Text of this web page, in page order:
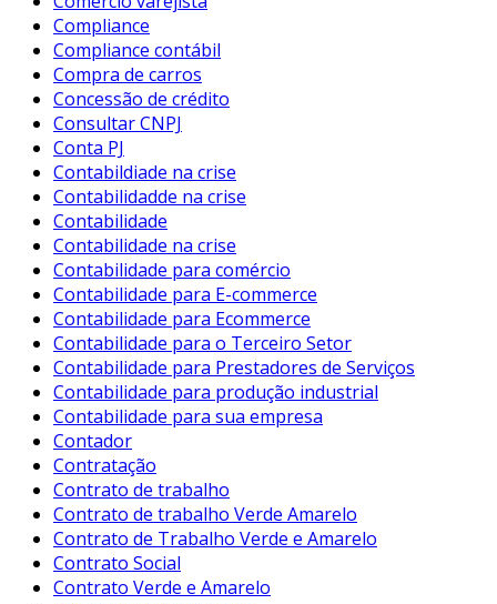
Compliance
Compliance contábil
Compra de carros
Concessão de crédito
Consultar CNPJ
Conta PJ
Contabildiade na crise
Contabilidadde na crise
Contabilidade
Contabilidade na crise
Contabilidade para comércio
Contabilidade para E-commerce
Contabilidade para Ecommerce
Contabilidade para o Terceiro Setor
Contabilidade para Prestadores de Serviços
Contabilidade para produção industrial
Contabilidade para sua empresa
Contador
Contratação
Contrato de trabalho
Contrato de trabalho Verde Amarelo
Contrato de Trabalho Verde e Amarelo
Contrato Social
Contrato Verde e Amarelo